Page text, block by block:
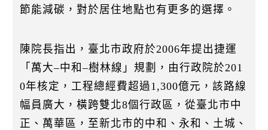
節能減碳，對於居住地點也有更多的選擇。
陳院長指出，臺北市政府於2006年提出捷運
「萬大–中和–樹林線」規劃，由行政院於201
0年核定，工程總經費超過1,300億元，該路線
幅員廣大，橫跨雙北8個行政區，從臺北市中
正、萬華區，至新北市的中和、永和、土城、